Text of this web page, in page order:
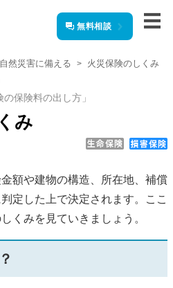
無料相談
然災害に備える
火災保険のしくみ
保険料の出し方」
み
額や建物の構造、所在地、補償
定した上で決定されます。ここ
くみを見ていきましょう。